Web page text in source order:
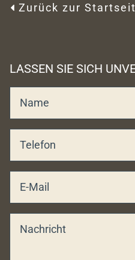
 Zurück zur
LASSEN SIE SICH